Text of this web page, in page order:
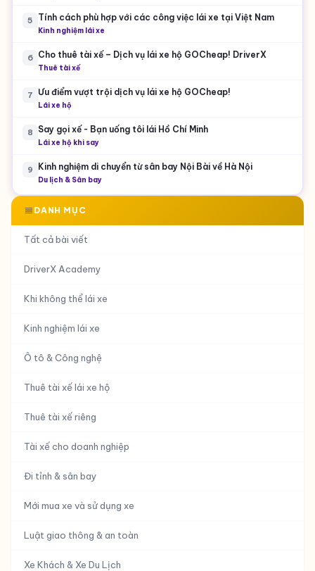
5 Tính cách phù hợp với các công việc lái xe tại Việt Nam
Kinh nghiệm lái xe
6 Cho thuê tài xế – Dịch vụ lái xe hộ GOCheap! DriverX
Thuê tài xế
7 Ưu điểm vượt trội dịch vụ lái xe hộ GOCheap!
Lái xe hộ
8 Say gọi xế - Bạn uống tôi lái Hồ Chí Minh
Lái xe hộ khi say
9 Kinh nghiệm di chuyển từ sân bay Nội Bài về Hà Nội
Du lịch & Sân bay
DANH MỤC
Tất cả bài viết
DriverX Academy
Khi không thể lái xe
Kinh nghiệm lái xe
Ô tô & Công nghệ
Thuê tài xế lái xe hộ
Thuê tài xế riêng
Tài xế cho doanh nghiệp
Đi tỉnh & sân bay
Mới mua xe và sử dụng xe
Luật giao thông & an toàn
Xe Khách & Xe Du Lịch